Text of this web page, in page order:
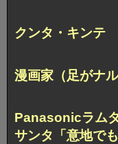
クンタ・キンテ
漫画家（足がナ
Panasonicラム
サンタ「意地で